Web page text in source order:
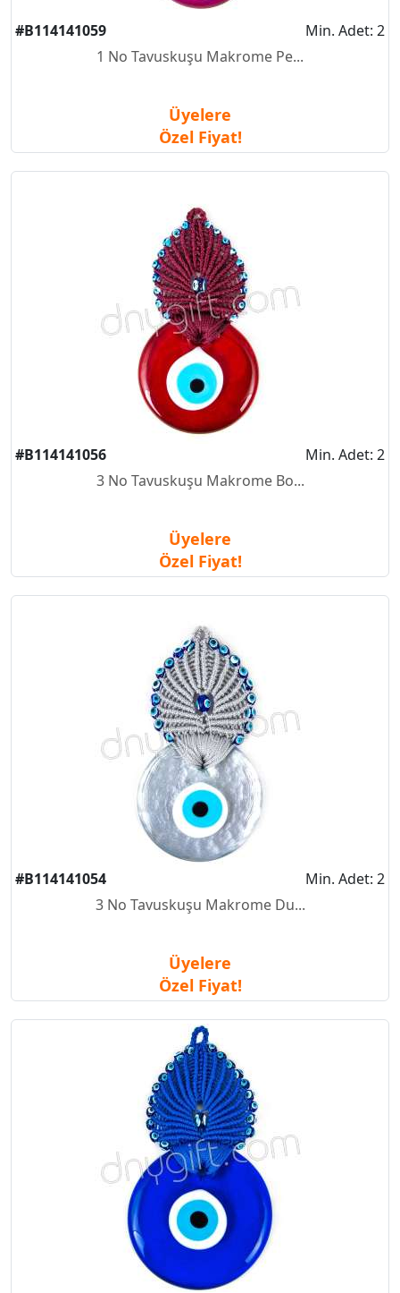
#B114141059
Min. Adet: 2
1 No Tavuskuşu Makrome Pe...
Üyelere
Özel Fiyat!
#B114141056
Min. Adet: 2
3 No Tavuskuşu Makrome Bo...
Üyelere
Özel Fiyat!
#B114141054
Min. Adet: 2
3 No Tavuskuşu Makrome Du...
Üyelere
Özel Fiyat!